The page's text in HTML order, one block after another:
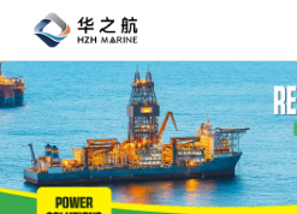
首页